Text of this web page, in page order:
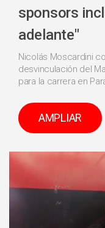
sponsors
adelante"
Nicolás Moscardini
desvinculación del
para la carrera en
AMPLIAR